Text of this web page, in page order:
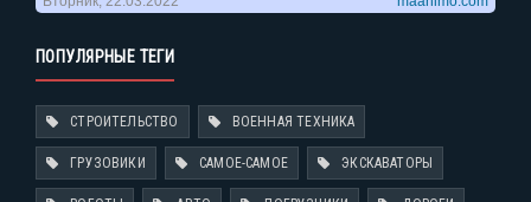
ПОПУЛЯРНЫЕ ТЕГИ
СТРОИТЕЛЬСТВО ВОЕННАЯ ТЕХНИКА
ГРУЗОВИКИ САМОЕ-САМОЕ ЭКСКАВАТОРЫ